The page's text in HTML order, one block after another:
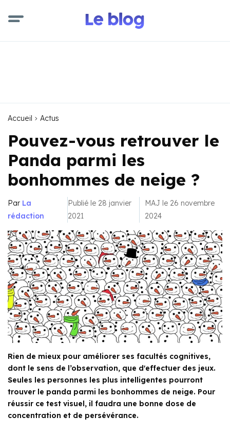
Accueil Actus
Pouvez-vous retrouver le
Panda parmi les
bonhommes de neige ?
Par La
rédaction
Publié le 28 janvier
2021
MAJ le 26 novembre
2024
Rien de mieux pour améliorer ses facultés cognitives,
dont le sens de l’observation, que d'effectuer des jeux.
Seules les personnes les plus intelligentes pourront
trouver le panda parmi les bonhommes de neige. Pour
réussir ce test visuel, il faudra une bonne dose de
concentration et de persévérance.